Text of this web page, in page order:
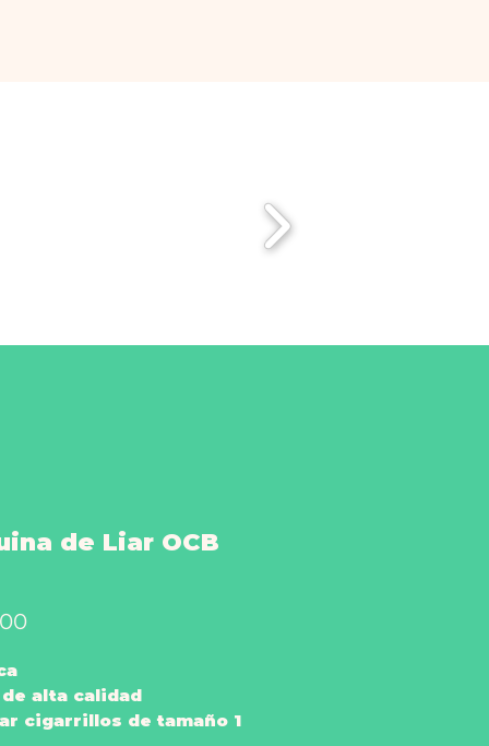
de Liar OCB
Precio
alta calidad
cigarrillos de tamaño 1